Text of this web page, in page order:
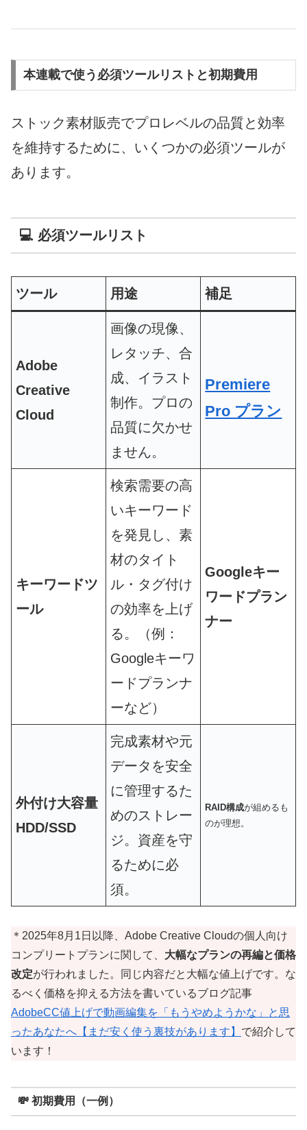
本連載で使う必須ツールリストと初期費用
ストック素材販売でプロレベルの品質と効率
を維持するために、いくつかの必須ツールが
あります。
💻 必須ツールリスト
ツール 用途 補足
Adobe
Creative
Cloud
画像の現像、
レタッチ、合
成、イラスト
制作。プロの
品質に欠かせ
ません。
Premiere
Pro プラン
キーワードツ
ール
検索需要の高
いキーワード
を発見し、素
材のタイト
ル・タグ付け
の効率を上げ
る。（例：
Googleキーワ
ードプランナ
ーなど）
Googleキー
ワードプラン
ナー
外付け大容量
HDD/SSD
完成素材や元
データを安全
に管理するた
めのストレー
ジ。資産を守
るために必
須。
RAID構成が組めるも
のが理想。
＊2025年8月1日以降、Adobe Creative Cloudの個人向け
コンプリートプランに関して、 大幅なプランの再編と価格
改定が行われました。同じ内容だと大幅な値上げです。な
るべく価格を抑える方法を書いているブログ記事
AdobeCC値上げで動画編集を「もうやめようかな」と思
ったあなたへ【まだ安く使う裏技があります】 で紹介して
います！
💸 初期費用（一例）